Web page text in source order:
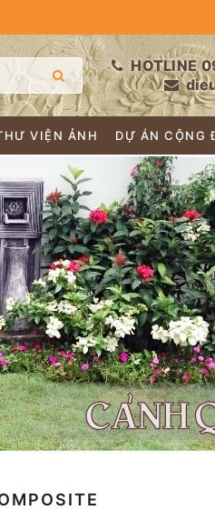
HOTLINE
VIỆN ẢNH DỰ ÁN CỘNG